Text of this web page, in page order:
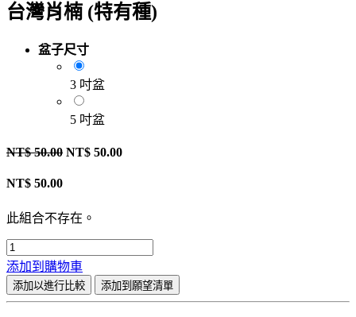
台灣肖楠 (特有種)
盆子尺寸
3 吋盆
5 吋盆
NT$50.00 NT$ 50.00
NT$ 50.00
此組合不存在。
添加到購物車
添加以進行比較 添加到願望清單